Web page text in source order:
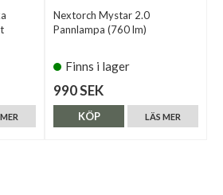
Nextorch Mystar 2.0
Pannlampa (760 lm)
Finns i lager
990 SEK
LÄS MER
KÖP